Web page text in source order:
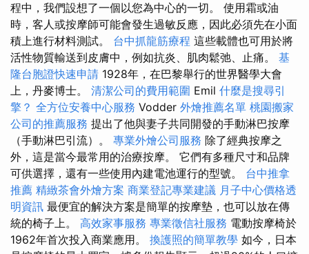
程中，我們設想了一個以您為中心的一切。 使用霜或油
時，客人或按摩師可能會發生過敏反應，因此必須先在小面
積上進行材料測試。 台中抓龍筋療程 這些載體也可用於將
活性物質輸送到皮膚中，例如抗炎、肌肉鬆弛、止痛。 基
隆台胞證快速申請 1928年，在巴黎舉行的世界醫學大會
上，丹麥博士。 清潔公司的費用範圍 Emil 什麼是搜尋引
擎？ 全方位安養中心服務 Vodder 外燴推薦名單 桃園搬家
公司的推薦服務 提出了他與妻子共同開發的手動淋巴按摩
（手動淋巴引流）。 專業外燴公司服務 除了經典按摩之
外，這是當今最常用的治療按摩。 它們有多種尺寸和品牌
可供選擇，還有一些使用內建電池運行的型號。 台中推拿
推薦 精緻茶會外燴方案 商業登記專業建議 月子中心價格透
明資訊 最便宜的解決方案是簡單的按摩墊，也可以放在傳
統的椅子上。 高效家事服務 專業徵信社服務 電動按摩椅於
1962年首次投入商業應用。 換護照的簡單教學 如今，日本